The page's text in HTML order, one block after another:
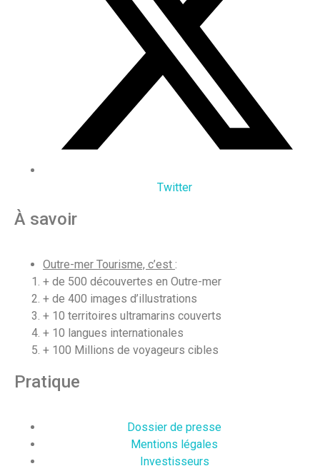
Twitter
À savoir
Outre-mer Tourisme, c’est :
+ de 500 découvertes en Outre-mer
+ de 400 images d’illustrations
+ 10 territoires ultramarins couverts
+ 10 langues internationales
+ 100 Millions de voyageurs cibles
Pratique
Dossier de presse
Mentions légales
Investisseurs